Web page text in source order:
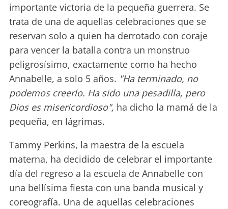
importante victoria de la pequeña guerrera. Se
trata de una de aquellas celebraciones que se
reservan solo a quien ha derrotado con coraje
para vencer la batalla contra un monstruo
peligrosísimo, exactamente como ha hecho
Annabelle, a solo 5 años. "Ha terminado, no
podemos creerlo. Ha sido una pesadilla, pero
Dios es misericordioso", ha dicho la mamá de la
pequeña, en lágrimas.
Tammy Perkins, la maestra de la escuela
materna, ha decidido de celebrar el importante
día del regreso a la escuela de Annabelle con
una bellísima fiesta con una banda musical y
coreografía. Una de aquellas celebraciones